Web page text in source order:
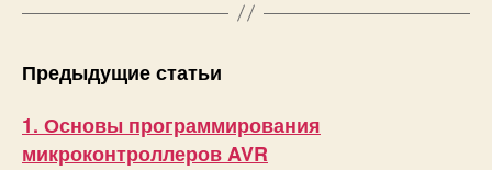
Предыдущие статьи
1. Основы программирования
микроконтроллеров AVR